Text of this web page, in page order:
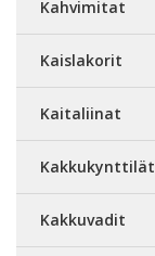
Kahvimitat
Kaislakorit
Kaitaliinat
Kakkukynttilät
Kakkuvadit